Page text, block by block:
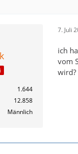
1.644
12.858
Männlich
7. Juli
ich
vom
wird?